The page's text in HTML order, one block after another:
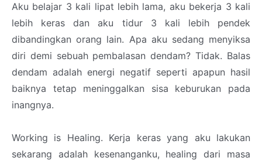
Aku belajar 3 kali lipat lebih lama, aku bekerja 3 kali
lebih keras dan aku tidur 3 kali lebih pendek
dibandingkan orang lain. Apa aku sedang menyiksa
diri demi sebuah pembalasan dendam? Tidak. Balas
dendam adalah energi negatif seperti apapun hasil
baiknya tetap meninggalkan sisa keburukan pada
inangnya.
Working is Healing. Kerja keras yang aku lakukan
sekarang adalah kesenanganku, healing dari masa